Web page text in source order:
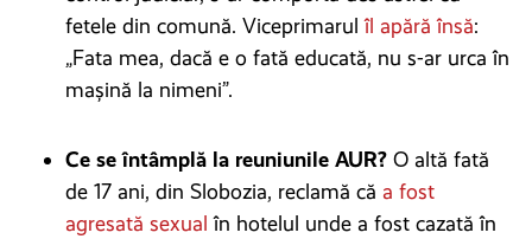
fetele din comună. Viceprimarulîl apără însă:
„Fata mea, dacă e o fată educată, nu s-ar urca în
maşină la nimeni”.
Ce se întâmplă la reuniunile AUR? O altă fată
de 17 ani, din Slobozia, reclamă că a fost
agresată sexual în hotelul unde a fost cazată în